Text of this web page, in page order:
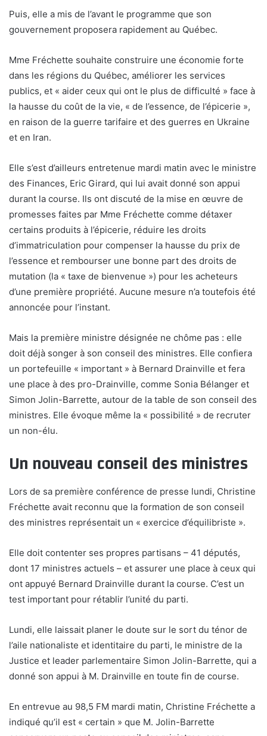
Puis, elle a mis de l’avant le programme que son
gouvernement proposera rapidement au Québec.
Mme Fréchette souhaite construire une économie forte
dans les régions du Québec, améliorer les services
publics, et « aider ceux qui ont le plus de difficulté » face à
la hausse du coût de la vie, « de l’essence, de l’épicerie »,
en raison de la guerre tarifaire et des guerres en Ukraine
et en Iran.
Elle s’est d’ailleurs entretenue mardi matin avec le ministre
des Finances, Eric Girard, qui lui avait donné son appui
durant la course. Ils ont discuté de la mise en œuvre de
promesses faites par Mme Fréchette comme détaxer
certains produits à l’épicerie, réduire les droits
d’immatriculation pour compenser la hausse du prix de
l’essence et rembourser une bonne part des droits de
mutation (la « taxe de bienvenue ») pour les acheteurs
d’une première propriété. Aucune mesure n’a toutefois été
annoncée pour l’instant.
Mais la première ministre désignée ne chôme pas : elle
doit déjà songer à son conseil des ministres. Elle confiera
un portefeuille « important » à Bernard Drainville et fera
une place à des pro-Drainville, comme Sonia Bélanger et
Simon Jolin-Barrette, autour de la table de son conseil des
ministres. Elle évoque même la « possibilité » de recruter
un non-élu.
Un nouveau conseil des ministres
Lors de sa première conférence de presse lundi, Christine
Fréchette avait reconnu que la formation de son conseil
des ministres représentait un « exercice d’équilibriste ».
Elle doit contenter ses propres partisans – 41 députés,
dont 17 ministres actuels – et assurer une place à ceux qui
ont appuyé Bernard Drainville durant la course. C’est un
test important pour rétablir l’unité du parti.
Lundi, elle laissait planer le doute sur le sort du ténor de
l’aile nationaliste et identitaire du parti, le ministre de la
Justice et leader parlementaire Simon Jolin-Barrette, qui a
donné son appui à M. Drainville en toute fin de course.
En entrevue au 98,5 FM mardi matin, Christine Fréchette a
indiqué qu’il est « certain » que M. Jolin-Barrette